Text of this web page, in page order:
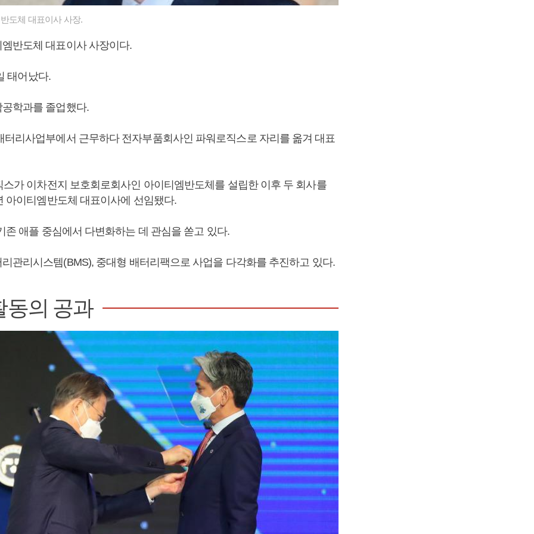
도체 대표이사 사장.
반도체 대표이사 사장이다.
태어났다.
학과를 졸업했다.
터리사업부에서 근무하다 전자부품회사인 파워로직스로 자리를 옮겨 대표
스가 이차전지 보호회로회사인 아이티엠반도체를 설립한 이후 두 회사를
아이티엠반도체 대표이사에 선임됐다.
존 애플 중심에서 다변화하는 데 관심을 쏟고 있다.
관리시스템(BMS), 중대형 배터리팩으로 사업을 다각화를 추진하고 있다.
동의 공과